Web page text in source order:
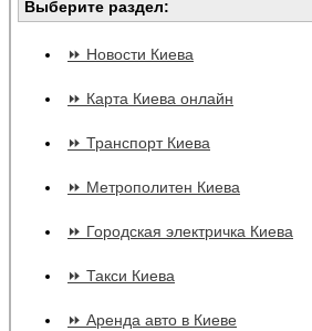
Выберите раздел:
⏩ Новости Киева
⏩ Карта Киева онлайн
⏩ Транспорт Киева
⏩ Метрополитен Киева
⏩ Городская электричка Киева
⏩ Такси Киева
⏩ Аренда авто в Киеве